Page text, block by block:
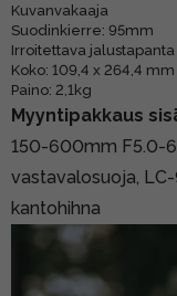
Kuvanvakaaja
Suodinkierre: 95mm
Irroitettava jalustapanta
Koko: 109,4 x 264,4 mm
Paino: 2,1kg
Myyntipakkaus
150-600mm F5.0-
vastavalosuoja,
kantohihna